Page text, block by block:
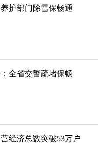
护部门除雪保畅通
全省交警疏堵保畅
经济总数突破53万户